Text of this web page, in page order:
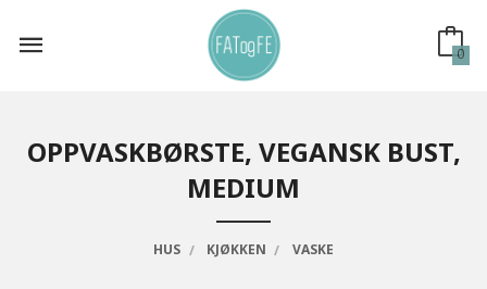
innholdet
0
OPPVASKBØRSTE, VEGANSK BUST,
MEDIUM
HUS KJØKKEN VASKE